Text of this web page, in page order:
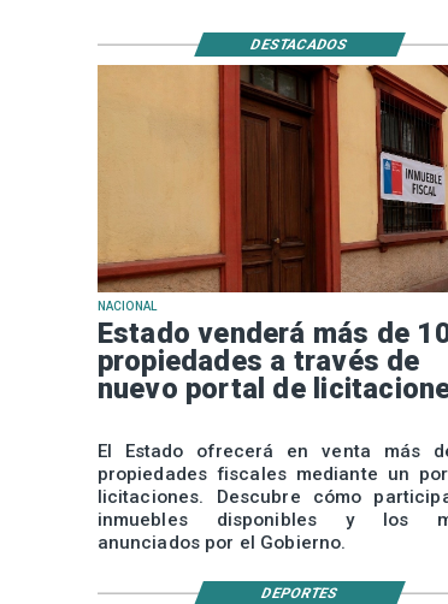
NACIONAL
Estado venderá más de
propiedades a través de
nuevo portal de
El Estado ofrecerá en venta más
propiedades fiscales mediante un
licitaciones. Descubre cómo
inmuebles disponibles y los
anunciados por el Gobierno.
DESTACADOS
DEPORTES